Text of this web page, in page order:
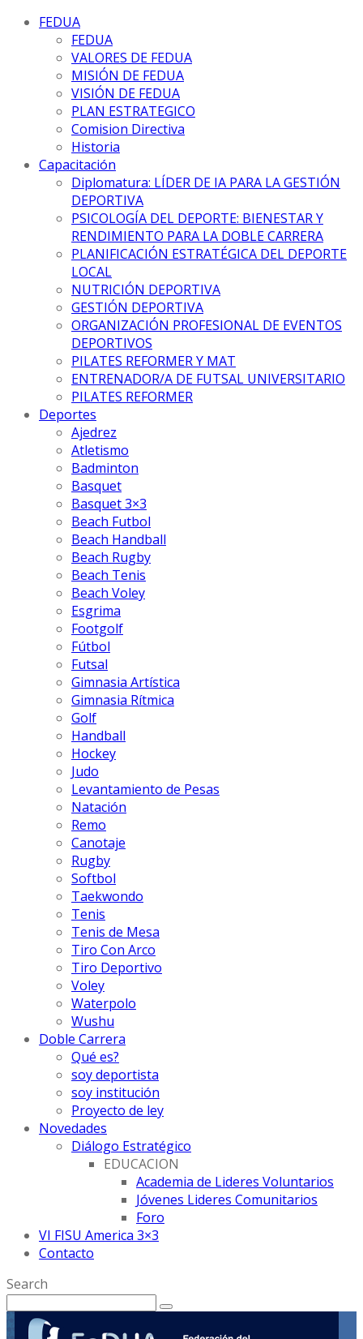
FEDUA
FEDUA
VALORES DE FEDUA
MISIÓN DE FEDUA
VISIÓN DE FEDUA
PLAN ESTRATEGICO
Comision Directiva
Historia
Capacitación
Diplomatura: LÍDER DE IA PARA LA GESTIÓN
DEPORTIVA
PSICOLOGÍA DEL DEPORTE: BIENESTAR Y
RENDIMIENTO PARA LA DOBLE CARRERA
PLANIFICACIÓN ESTRATÉGICA DEL DEPORTE
LOCAL
NUTRICIÓN DEPORTIVA
GESTIÓN DEPORTIVA
ORGANIZACIÓN PROFESIONAL DE EVENTOS
DEPORTIVOS
PILATES REFORMER Y MAT
ENTRENADOR/A DE FUTSAL UNIVERSITARIO
PILATES REFORMER
Deportes
Ajedrez
Atletismo
Badminton
Basquet
Basquet 3×3
Beach Futbol
Beach Handball
Beach Rugby
Beach Tenis
Beach Voley
Esgrima
Footgolf
Fútbol
Futsal
Gimnasia Artística
Gimnasia Rítmica
Golf
Handball
Hockey
Judo
Levantamiento de Pesas
Natación
Remo
Canotaje
Rugby
Softbol
Taekwondo
Tenis
Tenis de Mesa
Tiro Con Arco
Tiro Deportivo
Voley
Waterpolo
Wushu
Doble Carrera
Qué es?
soy deportista
soy institución
Proyecto de ley
Novedades
Diálogo Estratégico
EDUCACION
Academia de Lideres Voluntarios
Jóvenes Lideres Comunitarios
Foro
VI FISU America 3×3
Contacto
Search